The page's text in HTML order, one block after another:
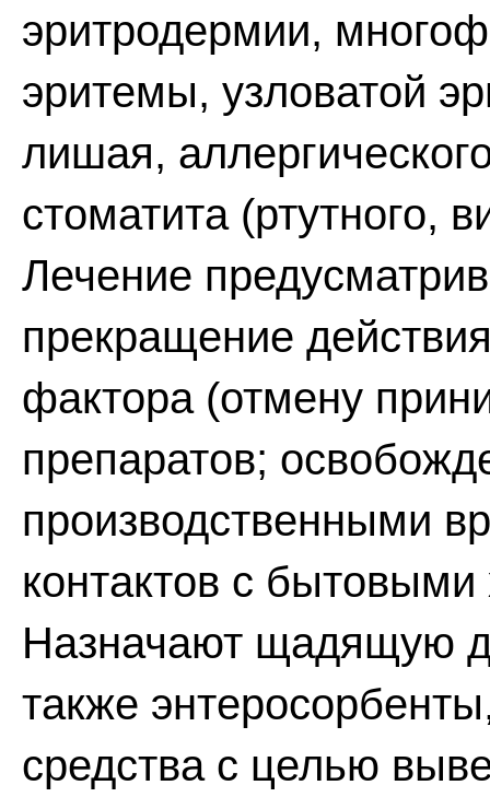
эритродермии,
эритемы, узловатой
лишая,
стоматита (ртутного,
Лечение
прекращение
фактора (отмену
препаратов;
производственными
контактов с
Назначают щадящую
также
средства с целью